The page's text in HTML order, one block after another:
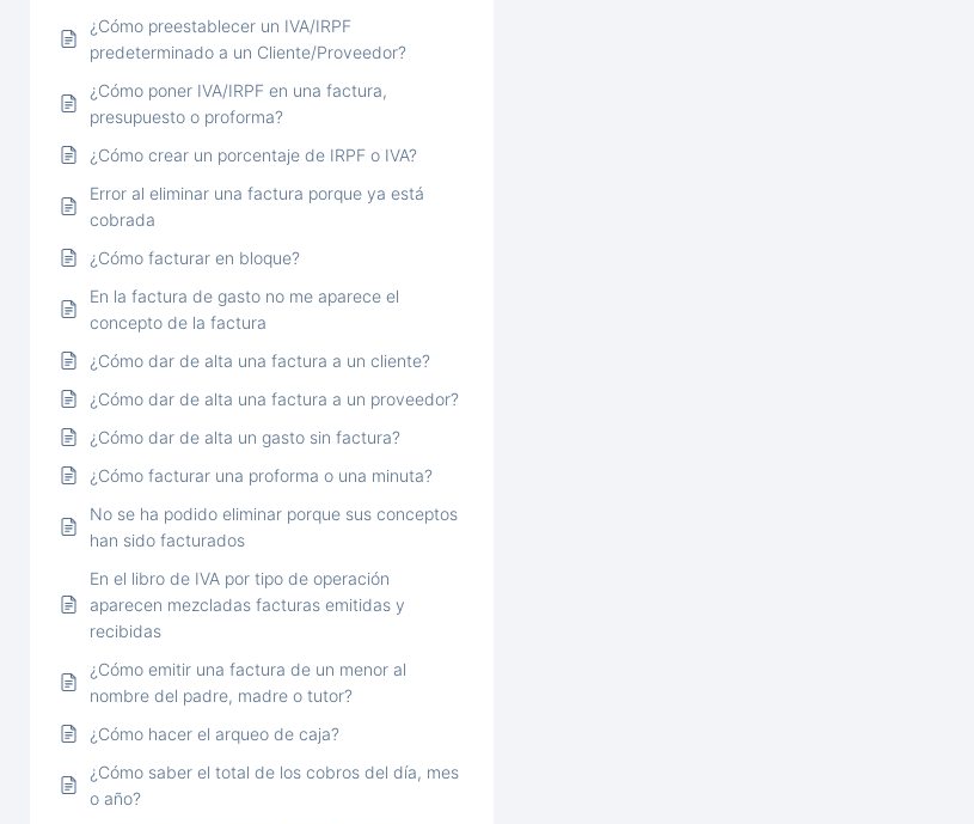
¿Cómo preestablecer un IVA/IRPF
predeterminado a un Cliente/Proveedor?
¿Cómo poner IVA/IRPF en una factura,
presupuesto o proforma?
¿Cómo crear un porcentaje de IRPF o IVA?
Error al eliminar una factura porque ya está
cobrada
¿Cómo facturar en bloque?
En la factura de gasto no me aparece el
concepto de la factura
¿Cómo dar de alta una factura a un cliente?
¿Cómo dar de alta una factura a un proveedor?
¿Cómo dar de alta un gasto sin factura?
¿Cómo facturar una proforma o una minuta?
No se ha podido eliminar porque sus conceptos
han sido facturados
En el libro de IVA por tipo de operación
aparecen mezcladas facturas emitidas y
recibidas
¿Cómo emitir una factura de un menor al
nombre del padre, madre o tutor?
¿Cómo hacer el arqueo de caja?
¿Cómo saber el total de los cobros del día, mes
o año?